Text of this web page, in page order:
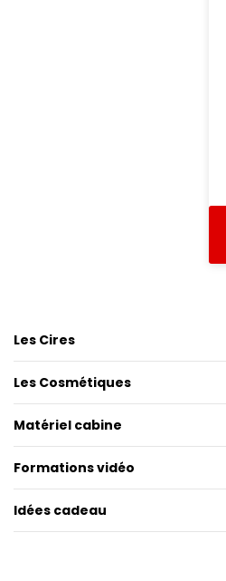
Les Cires
Les Cosmétiques
Matériel cabine
Formations vidéo
Idées cadeau